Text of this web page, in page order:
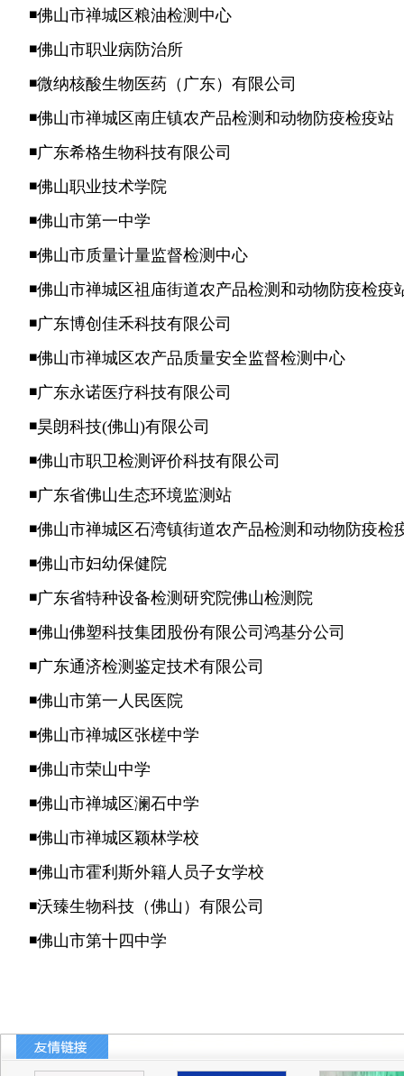
◾佛山市禅城区粮油检测中心
◾佛山市职业病防治所
◾微纳核酸生物医药（广东）有限公司
◾佛山市禅城区南庄镇农产品检测和动物防疫检疫站
◾广东希格生物科技有限公司
◾佛山职业技术学院
◾佛山市第一中学
◾佛山市质量计量监督检测中心
◾佛山市禅城区祖庙街道农产品检测和动物防疫检疫
◾广东博创佳禾科技有限公司
◾佛山市禅城区农产品质量安全监督检测中心
◾广东永诺医疗科技有限公司
◾昊朗科技(佛山)有限公司
◾佛山市职卫检测评价科技有限公司
◾广东省佛山生态环境监测站
◾佛山市禅城区石湾镇街道农产品检测和动物防疫检
◾佛山市妇幼保健院
◾广东省特种设备检测研究院佛山检测院
◾佛山佛塑科技集团股份有限公司鸿基分公司
◾广东通济检测鉴定技术有限公司
◾佛山市第一人民医院
◾佛山市禅城区张槎中学
◾佛山市荣山中学
◾佛山市禅城区澜石中学
◾佛山市禅城区颖林学校
◾佛山市霍利斯外籍人员子女学校
◾沃臻生物科技（佛山）有限公司
◾佛山市第十四中学